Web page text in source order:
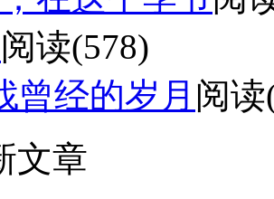
阅读(578)
曾经的岁月 阅读
文章